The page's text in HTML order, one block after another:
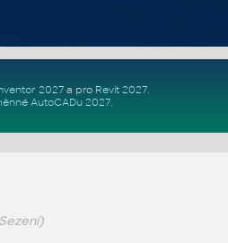
2027a pro Revit 2027.
AutoCADu 2027.